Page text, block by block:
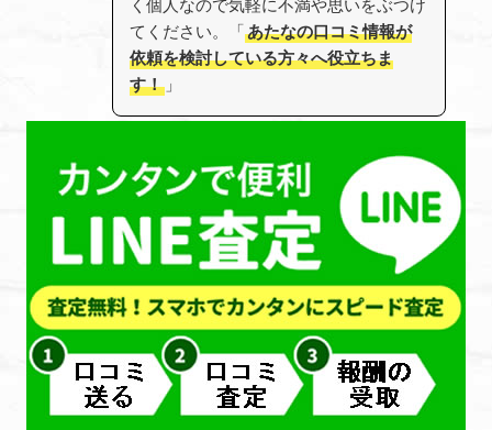
く個人なので気軽に不満や思いをぶつけ
てください。「あたなの口コミ情報が
依頼を検討している方々へ役立ちま
す！ 」